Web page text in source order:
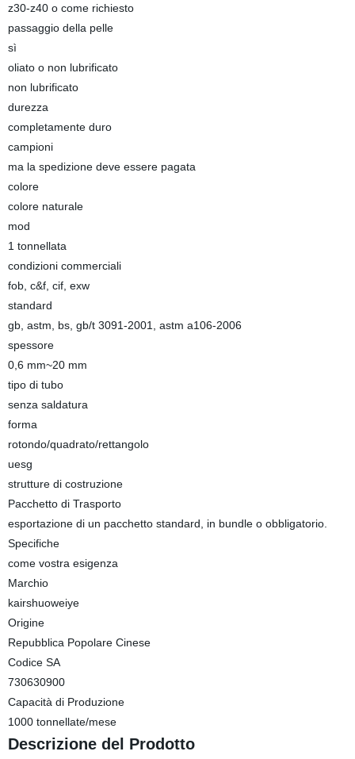
z30-z40 o come richiesto
passaggio della pelle
sì
oliato o non lubrificato
non lubrificato
durezza
completamente duro
campioni
ma la spedizione deve essere pagata
colore
colore naturale
mod
1 tonnellata
condizioni commerciali
fob, c&f, cif, exw
standard
gb, astm, bs, gb/t 3091-2001, astm a106-2006
spessore
0,6 mm~20 mm
tipo di tubo
senza saldatura
forma
rotondo/quadrato/rettangolo
uesg
strutture di costruzione
Pacchetto di Trasporto
esportazione di un pacchetto standard, in bundle o obbligatorio.
Specifiche
come vostra esigenza
Marchio
kairshuoweiye
Origine
Repubblica Popolare Cinese
Codice SA
730630900
Capacità di Produzione
1000 tonnellate/mese
Descrizione del Prodotto